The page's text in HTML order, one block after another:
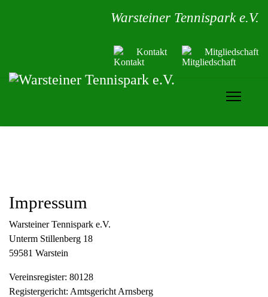
Warsteiner Tennispark e.V.
Kontakt Mitgliedschaft
Impressum
Warsteiner Tennispark e.V.
Unterm Stillenberg 18
59581 Warstein
Vereinsregister: 80128
Registergericht: Amtsgericht Arnsberg